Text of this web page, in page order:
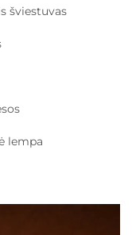
šviestuvas
lempa